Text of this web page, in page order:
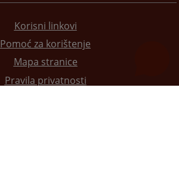
Korisni linkovi
Pomoć za korištenje
Mapa stranice
Pravila privatnosti